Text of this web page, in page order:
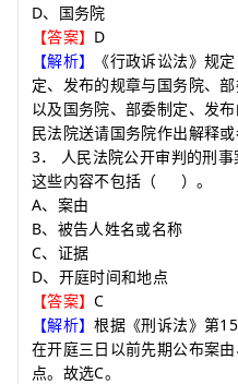
D、国务院
【答案】 D
【解析】
《行政诉讼法》规
定、发布的规章与国务院、
以及国务院、部委制定、发
民法院送请国务院作出解释
3．
人民法院公开审判的刑事
这些内容不包括（
）。
A、案由
B、被告人姓名或名称
C、证据
D、开庭时间和地点
【答案】C
【解析】根据《刑诉法》第
在开庭三日以前先期公布案
点。故选C。